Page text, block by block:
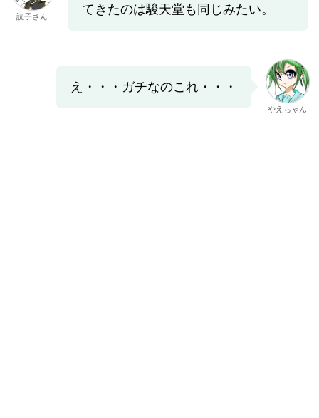
読子さん
てきたのは駿天堂も同じみたい。
え・・・ガチなのこれ・・・
やえちゃん